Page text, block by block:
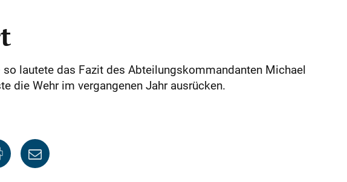
lautete das Fazit des Abteilungskommandanten Michael
die Wehr im vergangenen Jahr ausrücken.